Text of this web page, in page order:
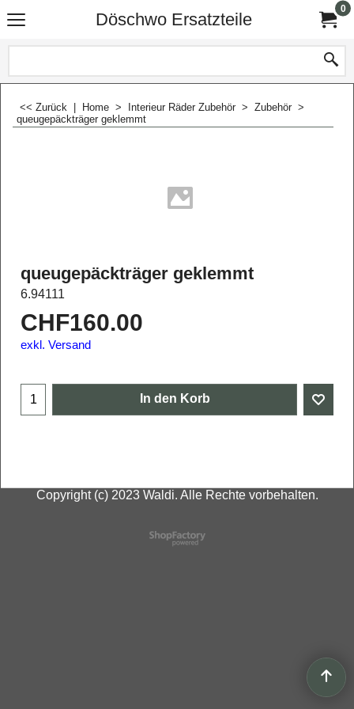
Döschwo Ersatzteile
0
<< Zurück Home > Interieur Räder Zubehör > Zubehör >
queugepäckträger geklemmt
queugepäckträger geklemmt
6.94111
CHF160.00
exkl. Versand
In den Korb
Copyright (c) 2023 Waldi. Alle Rechte vorbehalten.
WebShop erstellt mit
ShopFactory Shop